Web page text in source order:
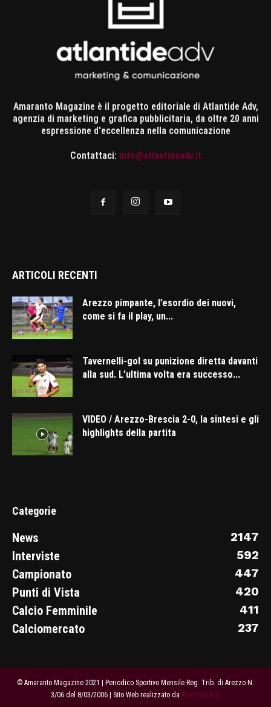
Amaranto Magazine è il progetto editoriale di Atlantide Adv,
agenzia di marketing e grafica pubblicitaria, da oltre 20 anni
espressione d'eccellenza nella comunicazione
Contattaci: info@atlantideadv.it
ARTICOLI RECENTI
Arezzo pimpante, l’esordio dei nuovi,
come si fa il play, un...
Tavernelli-gol su punizione diretta davanti
alla sud. L’ultima volta era successo...
VIDEO / Arezzo-Brescia 2-0, la sintesi e gli
highlights della partita
Categorie
News
2147
Interviste
592
Campionato
447
Punti di Vista
420
Calcio Femminile
411
Calciomercato
237
© Amaranto Magazine 2021 | Periodico Sportivo Mensile Reg. Trib. di Arezzo N.
3/06 del 8/03/2006 | Sito Web realizzato da Atlantide Adv